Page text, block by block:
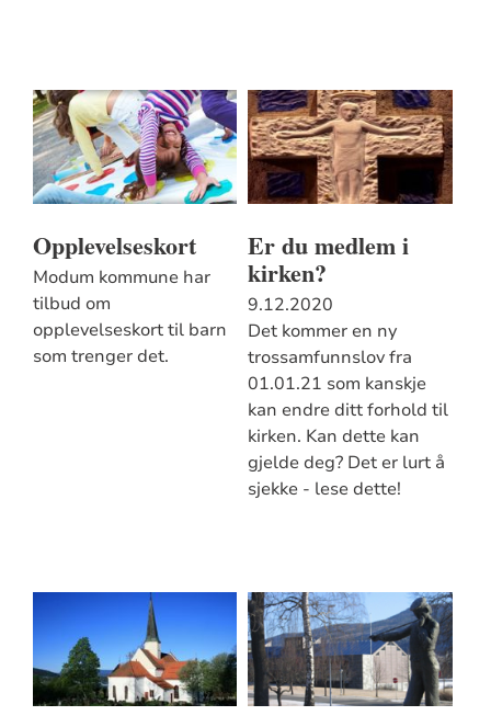
Opplevelseskort
Modum kommune har
tilbud om
opplevelseskort til barn
som trenger det.
Er du medlem i
kirken?
9.12.2020
Det kommer en ny
trossamfunnslov fra
01.01.21 som kanskje
kan endre ditt forhold til
kirken. Kan dette kan
gjelde deg? Det er lurt å
sjekke - lese dette!